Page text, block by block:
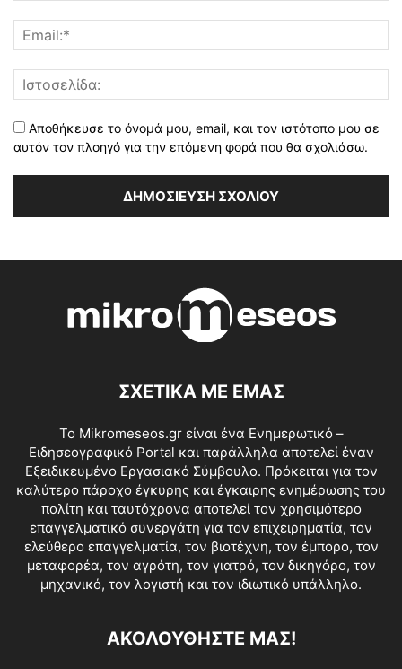
Αποθήκευσε το όνομά μου, email, και τον ιστότοπο μου σε
αυτόν τον πλοηγό για την επόμενη φορά που θα σχολιάσω.
ΣΧΕΤΙΚΑ ΜΕ ΕΜΑΣ
Το Mikromeseos.gr είναι ένα Ενημερωτικό –
Ειδησεογραφικό Portal και παράλληλα αποτελεί έναν
Εξειδικευμένο Εργασιακό Σύμβουλο. Πρόκειται για τον
καλύτερο πάροχο έγκυρης και έγκαιρης ενημέρωσης του
πολίτη και ταυτόχρονα αποτελεί τον χρησιμότερο
επαγγελματικό συνεργάτη για τον επιχειρηματία, τον
ελεύθερο επαγγελματία, τον βιοτέχνη, τον έμπορο, τον
μεταφορέα, τον αγρότη, τον γιατρό, τον δικηγόρο, τον
μηχανικό, τον λογιστή και τον ιδιωτικό υπάλληλο.
ΑΚΟΛΟΥΘΗΣΤΕ ΜΑΣ!